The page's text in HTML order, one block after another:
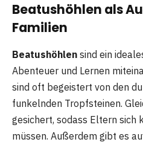
Beatushöhlen als
Familien
Beatushöhlen sind ein
Abenteuer und Lernen
sind oft begeistert von den
funkelnden Tropfsteinen.
gesichert, sodass Eltern sich
müssen. Außerdem gibt es